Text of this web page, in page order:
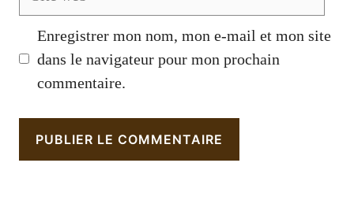
Enregistrer mon nom, mon e-mail et mon site
dans le navigateur pour mon prochain
commentaire.